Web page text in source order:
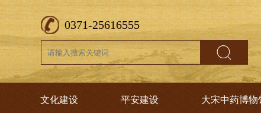
0371-25616555
文化建设 平安建设 大宋中药博物